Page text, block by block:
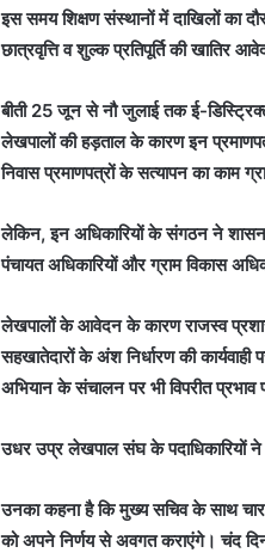
इस समय शिक्षण संस्थानों में दाखिलों का
छात्रवृत्ति व शुल्क प्रतिपूर्ति की खातिर
बीती 25 जून से नौ जुलाई तक ई-
लेखपालों की हड़ताल के कारण इन
निवास प्रमाणपत्रों के सत्यापन का काम
लेकिन, इन अधिकारियों के संगठन ने
पंचायत अधिकारियों और ग्राम विकास
लेखपालों के आवेदन के कारण राजस्व
सहखातेदारों के अंश निर्धारण की
अभियान के संचालन पर भी विपरीत प्रभाव
उधर उप्र लेखपाल संघ के पदाधिकारियों ने
उनका कहना है कि मुख्य सचिव के साथ
को अपने निर्णय से अवगत कराएंगे। चंद